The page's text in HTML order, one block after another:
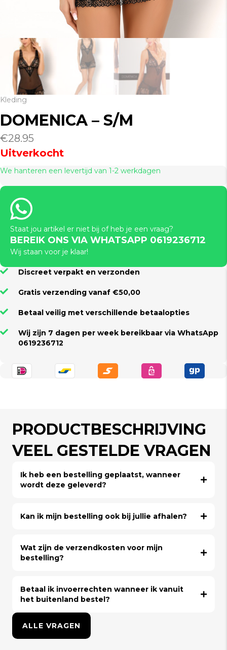
Kleding
DOMENICA – S/M
€28.95
Uitverkocht
We hanteren een levertijd van 1-2 werkdagen
Staat jou artikel er niet bij of heb je een vraag?
BEREIK ONS VIA WHATSAPP 0619236712
Wij staan voor je klaar!
Discreet verpakt en verzonden
Gratis verzending vanaf €50,00
Betaal veilig met verschillende betaalopties
Wij zijn 7 dagen per week bereikbaar via WhatsApp
0619236712
PRODUCTBESCHRIJVING
VEEL GESTELDE VRAGEN
Ik heb een bestelling geplaatst, wanneer
wordt deze geleverd?
Kan ik mijn bestelling ook bij jullie afhalen?
Wat zijn de verzendkosten voor mijn
bestelling?
Betaal ik invoerrechten wanneer ik vanuit
het buitenland bestel?
ALLE VRAGEN